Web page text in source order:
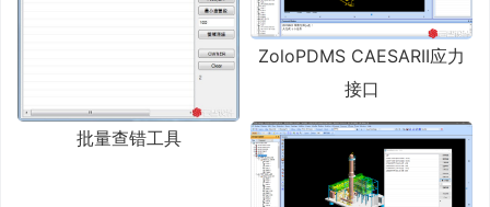
批量查错工具
ZoloPDMS CAESARII应力
接口